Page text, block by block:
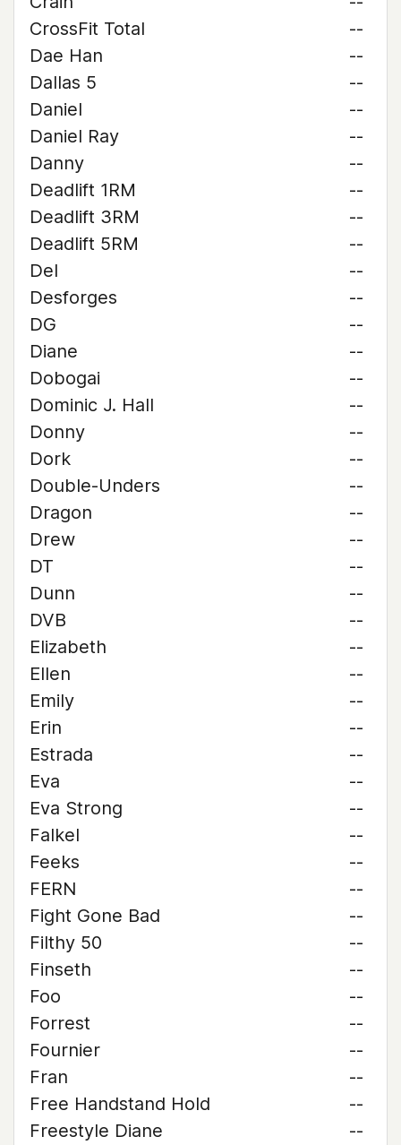
CrossFit Total
--
Dae Han
--
Dallas 5
--
Daniel
--
Daniel Ray
--
Danny
--
Deadlift 1RM
--
Deadlift 3RM
--
Deadlift 5RM
--
Del
--
Desforges
--
DG
--
Diane
--
Dobogai
--
Dominic J. Hall
--
Donny
--
Dork
--
Double-Unders
--
Dragon
--
Drew
--
DT
--
Dunn
--
DVB
--
Elizabeth
--
Ellen
--
Emily
--
Erin
--
Estrada
--
Eva
--
Eva Strong
--
Falkel
--
Feeks
--
FERN
--
Fight Gone Bad
--
Filthy 50
--
Finseth
--
Foo
--
Forrest
--
Fournier
--
Fran
--
Free Handstand Hold
--
Freestyle Diane
--